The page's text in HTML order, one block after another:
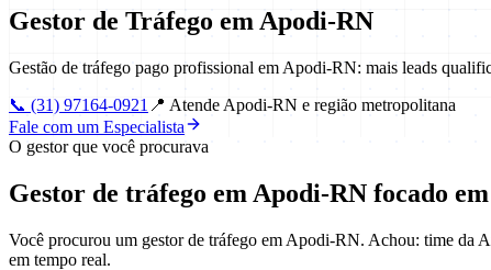
Gestor de Tráfego em Apodi-RN
Gestão de tráfego pago profissional em Apodi-RN: mais leads
📞 (31) 97164-0921 📍 Atende Apodi-RN e região metropolitana
Fale com um Especialista
O gestor que você procurava
Gestor de tráfego em Apodi-RN focado em
Você procurou um gestor de tráfego em Apodi-RN. Achou: time da
em tempo real.